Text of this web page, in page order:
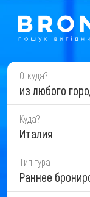
Откуда?
из любого
Куда?
Италия
Тип тура
Раннее